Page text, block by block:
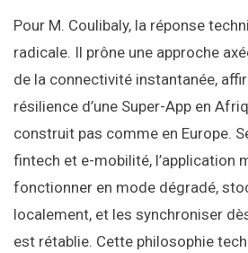
Pour M. Coulibaly, la réponse
radicale. Il prône une approche
de la connectivité instantanée,
résilience d’une Super-App en
construit pas comme en Europe.
fintech et e-mobilité, l’application
fonctionner en mode dégradé,
localement, et les synchroniser
est rétablie. Cette philosophie